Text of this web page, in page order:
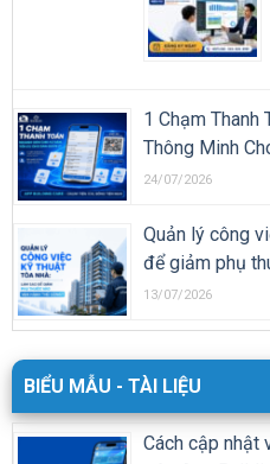
1 Chạm Thanh
Thông Minh
24/07/2026
Quản lý công
để giảm phụ
13/07/2026
BIỂU MẪU - TÀI LIỆU
Cách cập nhật